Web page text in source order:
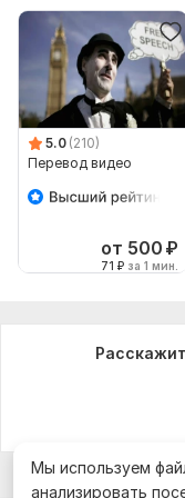
с Английского
с Русского на
Объем услуги в
5.0 (210)
Перевод видео
от 500 ₽
71 ₽ за 1 мин.
Мы используем
анализировать